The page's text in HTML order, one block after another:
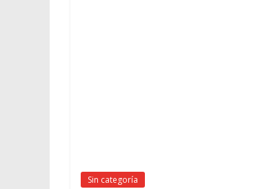
Sin categoría